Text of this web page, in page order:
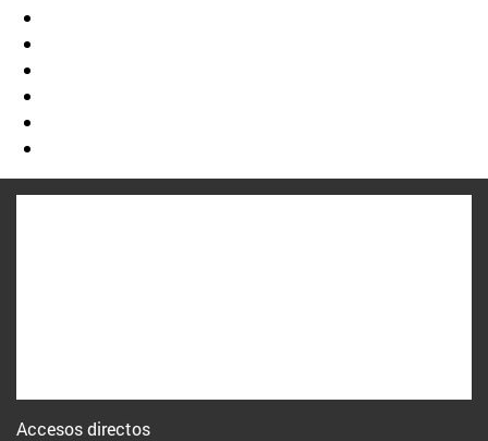
Accesos directos